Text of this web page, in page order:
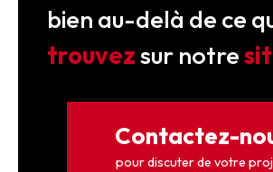
bien au-delà de ce
trouvezsur notre
Contactez-
pour discuter de votre